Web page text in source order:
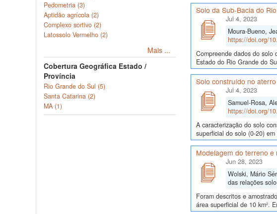
Pedometria (3)
Aptidão agrícola (2)
Complexo sortivo (2)
Latossolo Vermelho (2)
Mais ...
Cobertura Geográfica Estado /
Província
Rio Grande do Sul (5)
Santa Catarina (2)
MA (1)
Solo da Sub-Bacia do
Jul 4, 2023
Moura-Bueno,
https://doi.org/
Compreende dados do solo
Estado do Rio Grande do
Solo construído no
Jul 4, 2023
Samuel-Rosa,
https://doi.org/
A caracterização do solo
superficial do solo (0-20)
Modelagem do terreno
Jun 28, 2023
Wolski, Mário
das relações
Foram descritos e
área superficial de 10 km².